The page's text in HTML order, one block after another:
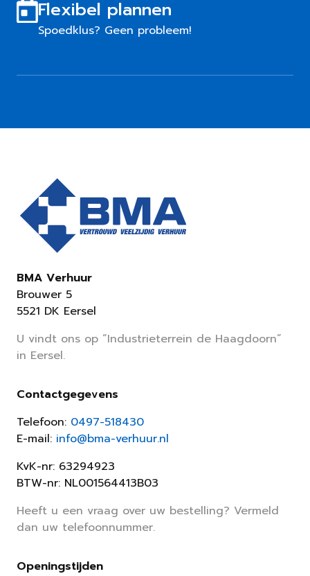
Flexibel plannen
Spoedklus? Geen probleem!
BMA Verhuur
Brouwer 5
5521 DK Eersel
U vindt ons op “Industrieterrein de Haagdoorn”
in Eersel.
Contactgegevens
Telefoon: 0497-518430
E-mail: info@bma-verhuur.nl
KvK-nr: 63294923
BTW-nr: NL001564413B03
Heeft u een vraag over uw bestelling? Vermeld
dan uw telefoonnummer.
Openingstijden